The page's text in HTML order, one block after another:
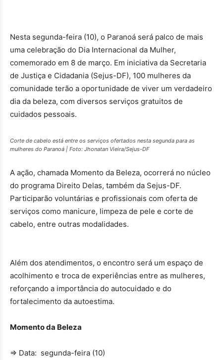
Nesta segunda-feira (10), o Paranoá será palco de mais
uma celebração do Dia Internacional da Mulher,
comemorado em 8 de março. Em iniciativa da Secretaria
de Justiça e Cidadania (Sejus-DF), 100 mulheres da
comunidade terão a oportunidade de viver um verdadeiro
dia da beleza, com diversos serviços gratuitos de
cuidados pessoais.
Corte de cabelo está entre os serviços ofertados nesta segunda para as
mulheres do Paranoá | Foto: Jhonatan Vieira/Sejus-DF
A ação, chamada Momento da Beleza, ocorrerá no núcleo
do programa Direito Delas, também da Sejus-DF.
Participarão voluntárias e profissionais com oferta de
serviços como manicure, limpeza de pele e corte de
cabelo, entre outras modalidades.
Além dos atendimentos, o encontro será um espaço de
acolhimento e troca de experiências entre as mulheres,
reforçando a importância do autocuidado e do
fortalecimento da autoestima.
Momento da Beleza
⇒ Data: segunda-feira (10)